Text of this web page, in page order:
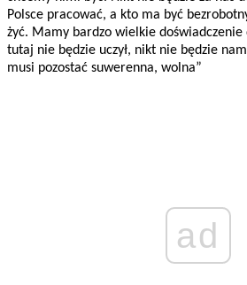
Polsce pracować, a kto ma być
żyć. Mamy bardzo wielkie
tutaj nie będzie uczył, nikt nie będzie
musi pozostać suwerenna, wolna”
ad